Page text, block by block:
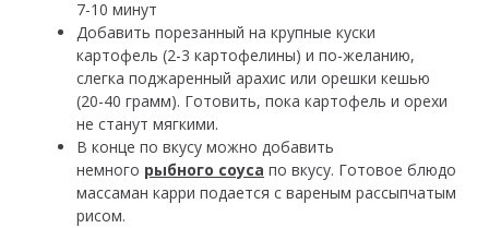
7-10 минут
Добавить порезанный на крупные куски
картофель (2-3 картофелины) и по-желанию,
слегка поджаренный арахис или орешки кешью
(20-40 грамм). Готовить, пока картофель и орехи
не станут мягкими.
В конце по вкусу можно добавить
немного рыбного соуса по вкусу. Готовое блюдо
массаман карри подается с вареным рассыпчатым
рисом.